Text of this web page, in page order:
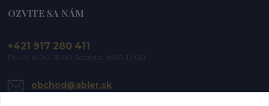
OZVITE SA NÁM
+421 917 280 411
Po-Pi: 8:00-16:00 Sobota: 9:00-12:00
obchod@abler.sk